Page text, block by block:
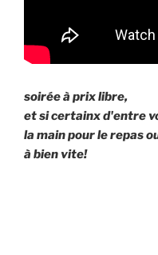
soirée à prix libre,
et si certainx d'entre
la main pour le repas
à bien vite!